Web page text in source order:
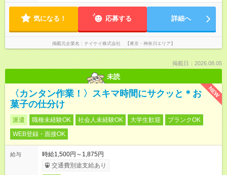
気になる！ 応募する 詳細へ
掲載元企業名 テイケイ株式会社 【東京・神奈川エリア】
掲載日：2026.08.05
未読
NEW
〈カンタン作業！〉スキマ時間にサクッと＊お
菓子の仕分け
派遣 職種未経験OK 社会人未経験OK 大学生歓迎
ブランクOK
WEB登録・面接OK
給与
時給1,500円～1,875円
交通費別途支給あり